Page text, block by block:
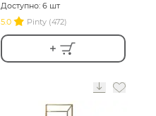
Доступно: 6 шт
5.0
Pinty (472)